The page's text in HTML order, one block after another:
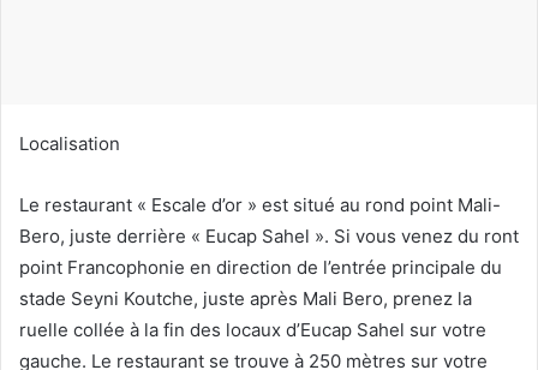
Localisation
Le restaurant « Escale d’or » est situé au rond point Mali-
Bero, juste derrière « Eucap Sahel ». Si vous venez du ront
point Francophonie en direction de l’entrée principale du
stade Seyni Koutche, juste après Mali Bero, prenez la
ruelle collée à la fin des locaux d’Eucap Sahel sur votre
gauche. Le restaurant se trouve à 250 mètres sur votre